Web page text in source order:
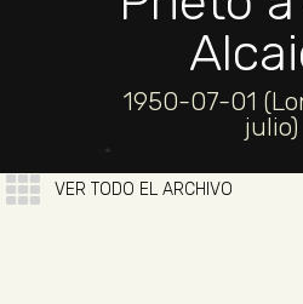
1950-07-01
julio)
VER TODO EL ARCHIVO